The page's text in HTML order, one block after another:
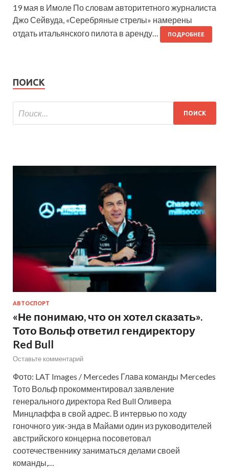
19 мая в Имоле По словам авторитетного журналиста
Джо Сейвуда, «Серебряные стрелы» намерены
отдать итальянского пилота в аренду…
ПОДРОБНЕЕ
ПОИСК
АВТОСПОРТ
«Не понимаю, что он хотел сказать».
Тото Вольф ответил гендиректору
Red Bull
Оставьте комментарий
Фото: LAT Images / Mercedes Глава команды Mercedes
Тото Вольф прокомментировал заявление
генерального директора Red Bull Оливера
Минцлаффа в свой адрес. В интервью по ходу
гоночного уик-энда в Майами один из руководителей
австрийского концерна посоветовал
соотечественнику заниматься делами своей
команды,…